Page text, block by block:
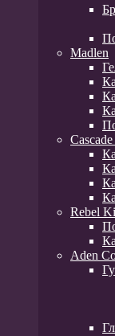
Madlen
Rebel
Aden